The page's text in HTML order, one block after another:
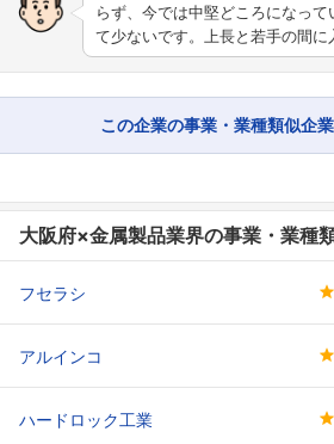
らず、今では中堅どころになっ
て少ないです。上長と若手の間
この企業の事業・業種類似企
大阪府×金属製品業界の事業・業種
フセラシ
アルインコ
ハードロック工業